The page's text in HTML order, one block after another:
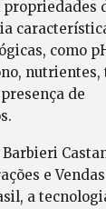
como
nutrientes,
de
e
a